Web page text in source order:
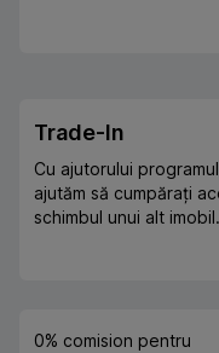
Trade-In
Cu ajutorului
ajutăm să cumpărați
schimbul unui alt imobil.
0% comision pentru